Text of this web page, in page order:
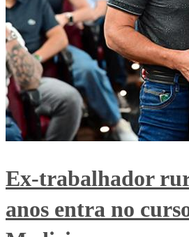
Ex-trabalhador
anos entra no